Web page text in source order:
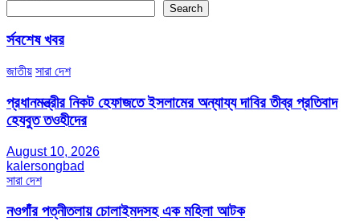
Search
র্সবশেষ খবর
জাতীয় সারা দেশ
প্রধানমন্ত্রীর নিকট হেফাজতে ইসলামের অন্যায্য দাবির তীব্র প্রতিবাদ
হেযবুত তওহীদের
August 10, 2026
kalersongbad
সারা দেশ
নওগাঁর পত্নীতলায় চোলাইমদসহ এক মহিলা আটক